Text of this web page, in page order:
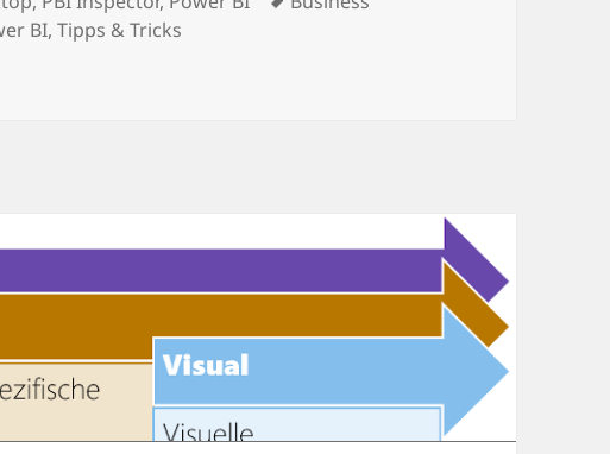
BI,Tipps & Tricks
Qualitätssicherung für Tooltips mit dem PBI Inspector